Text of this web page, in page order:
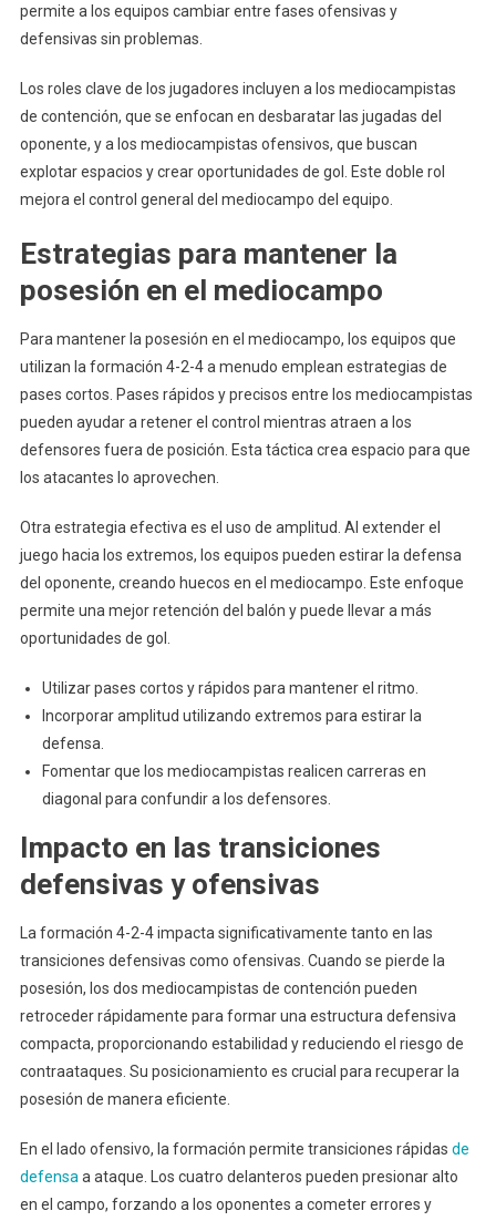
permite a los equipos cambiar entre fases ofensivas y
defensivas sin problemas.
Los roles clave de los jugadores incluyen a los mediocampistas
de contención, que se enfocan en desbaratar las jugadas del
oponente, y a los mediocampistas ofensivos, que buscan
explotar espacios y crear oportunidades de gol. Este doble rol
mejora el control general del mediocampo del equipo.
Estrategias para mantener la
posesión en el mediocampo
Para mantener la posesión en el mediocampo, los equipos que
utilizan la formación 4-2-4 a menudo emplean estrategias de
pases cortos. Pases rápidos y precisos entre los mediocampistas
pueden ayudar a retener el control mientras atraen a los
defensores fuera de posición. Esta táctica crea espacio para que
los atacantes lo aprovechen.
Otra estrategia efectiva es el uso de amplitud. Al extender el
juego hacia los extremos, los equipos pueden estirar la defensa
del oponente, creando huecos en el mediocampo. Este enfoque
permite una mejor retención del balón y puede llevar a más
oportunidades de gol.
Utilizar pases cortos y rápidos para mantener el ritmo.
Incorporar amplitud utilizando extremos para estirar la
defensa.
Fomentar que los mediocampistas realicen carreras en
diagonal para confundir a los defensores.
Impacto en las transiciones
defensivas y ofensivas
La formación 4-2-4 impacta significativamente tanto en las
transiciones defensivas como ofensivas. Cuando se pierde la
posesión, los dos mediocampistas de contención pueden
retroceder rápidamente para formar una estructura defensiva
compacta, proporcionando estabilidad y reduciendo el riesgo de
contraataques. Su posicionamiento es crucial para recuperar la
posesión de manera eficiente.
En el lado ofensivo, la formación permite transiciones rápidas de
defensa a ataque. Los cuatro delanteros pueden presionar alto
en el campo, forzando a los oponentes a cometer errores y